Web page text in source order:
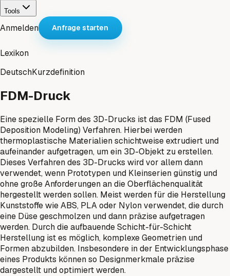
Tools
Anmelden Anfrage starten
Lexikon
DeutschKurzdefinition
FDM-Druck
Eine spezielle Form des 3D-Drucks ist das FDM (Fused
Deposition Modeling) Verfahren. Hierbei werden
thermoplastische Materialien schichtweise extrudiert und
aufeinander aufgetragen, um ein 3D-Objekt zu erstellen.
Dieses Verfahren des 3D-Drucks wird vor allem dann
verwendet, wenn Prototypen und Kleinserien günstig und
ohne große Anforderungen an die Oberflächenqualität
hergestellt werden sollen. Meist werden für die Herstellung
Kunststoffe wie ABS, PLA oder Nylon verwendet, die durch
eine Düse geschmolzen und dann präzise aufgetragen
werden. Durch die aufbauende Schicht-für-Schicht
Herstellung ist es möglich, komplexe Geometrien und
Formen abzubilden. Insbesondere in der Entwicklungsphase
eines Produkts können so Designmerkmale präzise
dargestellt und optimiert werden.